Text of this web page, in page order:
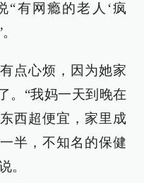
“有网瘾的老人‘疯
点心烦，因为她家
。“我妈一天到晚在
西超便宜，家里成
半，不知名的保健
。